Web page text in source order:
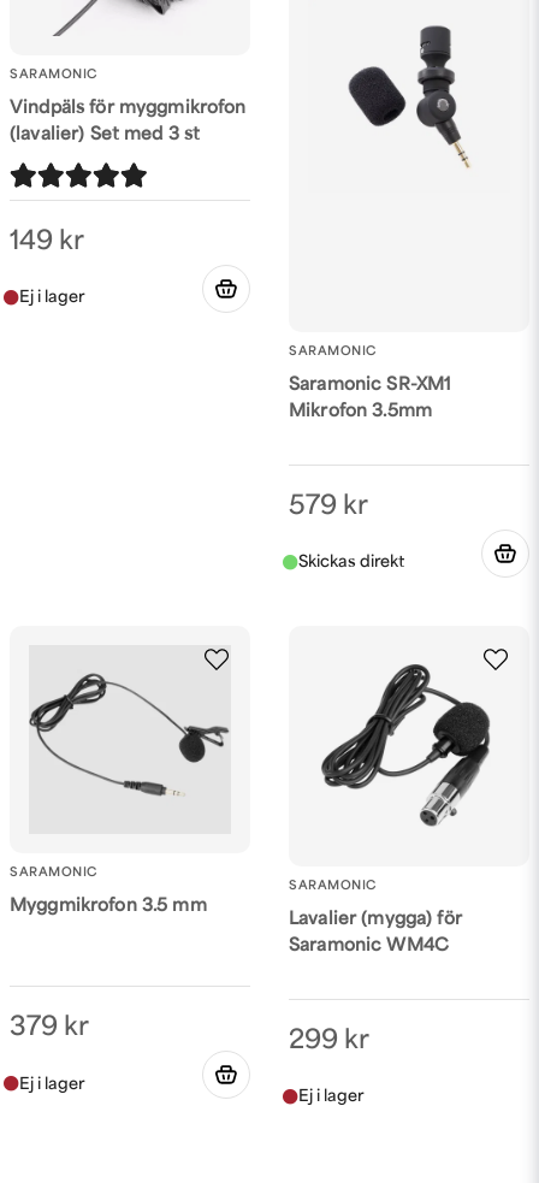
SARAMONIC
Vindpäls för myggmikrofon
(lavalier) Set med 3 st
149 kr
SARAMONIC
Saramonic SR-XM1
Mikrofon 3.5mm
579 kr
SARAMONIC
Myggmikrofon 3.5 mm
379 kr
SARAMONIC
Lavalier (mygga) för
Saramonic WM4C
299 kr